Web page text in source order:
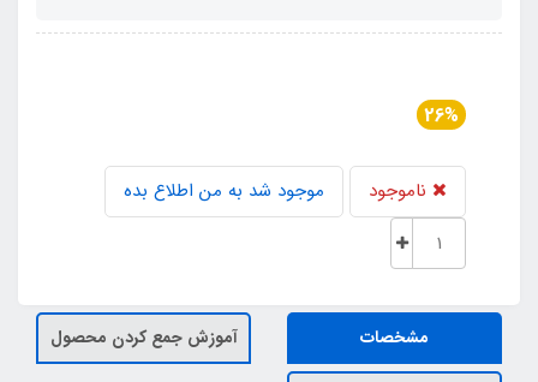
26%
ناموجود موجود شد به من اطلاع بده
مشخصات آموزش جمع کردن محصول